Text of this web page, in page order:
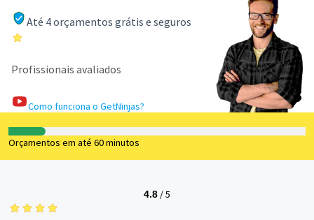
Até 4 orçamentos grátis e seguros
Profissionais avaliados
Como funciona o GetNinjas?
Orçamentos em até 60 minutos
4.8 /5